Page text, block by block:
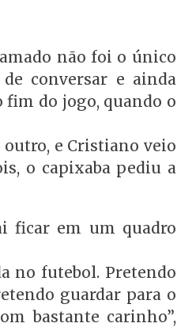
não foi o único
conversar e ainda
fim do jogo, quando o
e Cristiano veio
o capixaba pediu a
ficar em um quadro
no futebol. Pretendo
guardar para o
bastante carinho”,